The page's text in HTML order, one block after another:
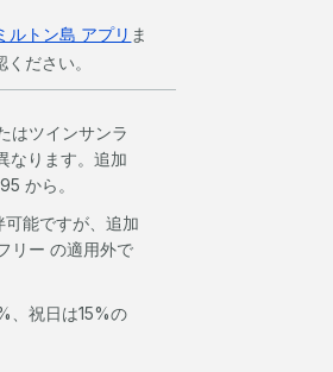
ルトン島 アプリ ま
ください。
はツインサンラ
なります。追加
から。
可能ですが、追加
リー の適用外で
、祝日は15%の